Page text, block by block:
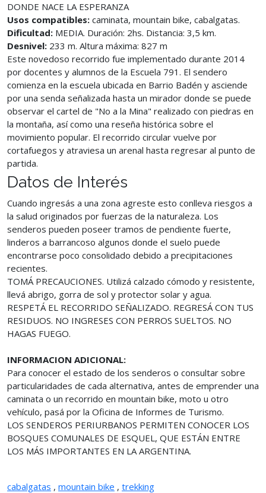
DONDE NACE LA ESPERANZA
Usos compatibles: caminata, mountain bike, cabalgatas.
Dificultad: MEDIA. Duración: 2hs. Distancia: 3,5 km.
Desnivel: 233 m. Altura máxima: 827 m
Este novedoso recorrido fue implementado durante 2014
por docentes y alumnos de la Escuela 791. El sendero
comienza en la escuela ubicada en Barrio Badén y asciende
por una senda señalizada hasta un mirador donde se puede
observar el cartel de "No a la Mina" realizado con piedras en
la montaña, así como una reseña histórica sobre el
movimiento popular. El recorrido circular vuelve por
cortafuegos y atraviesa un arenal hasta regresar al punto de
partida.
Datos de Interés
Cuando ingresás a una zona agreste esto conlleva riesgos a
la salud originados por fuerzas de la naturaleza. Los
senderos pueden poseer tramos de pendiente fuerte,
linderos a barrancoso algunos donde el suelo puede
encontrarse poco consolidado debido a precipitaciones
recientes.
TOMÁ PRECAUCIONES. Utilizá calzado cómodo y resistente,
llevá abrigo, gorra de sol y protector solar y agua.
RESPETÁ EL RECORRIDO SEÑALIZADO. REGRESÁ CON TUS
RESIDUOS. NO INGRESES CON PERROS SUELTOS. NO
HAGAS FUEGO.
INFORMACION ADICIONAL:
Para conocer el estado de los senderos o consultar sobre
particularidades de cada alternativa, antes de emprender una
caminata o un recorrido en mountain bike, moto u otro
vehículo, pasá por la Oficina de Informes de Turismo.
LOS SENDEROS PERIURBANOS PERMITEN CONOCER LOS
BOSQUES COMUNALES DE ESQUEL, QUE ESTÁN ENTRE
LOS MÁS IMPORTANTES EN LA ARGENTINA.
cabalgatas , mountain bike , trekking